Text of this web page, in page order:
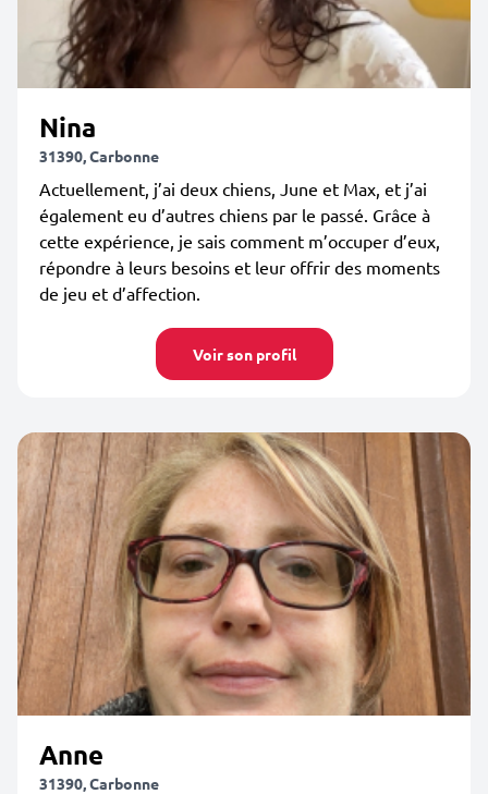
Nina
31390, Carbonne
Actuellement, j’ai deux chiens, June et Max, et j’ai
également eu d’autres chiens par le passé. Grâce à
cette expérience, je sais comment m’occuper d’eux,
répondre à leurs besoins et leur offrir des moments
de jeu et d’affection.
Voir son profil
Anne
31390, Carbonne